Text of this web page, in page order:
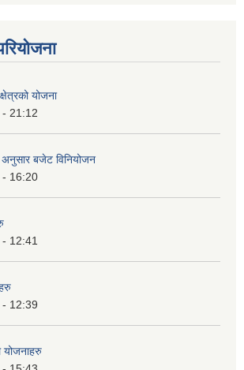
योजना
21:12
अनुसार बजेट विनियोजन
16:20
12:41
12:39
योजनाहरु